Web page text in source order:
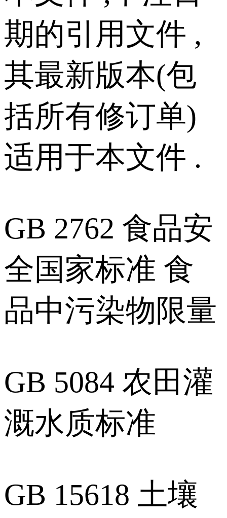
期的引用文件 ,
其最新版本(包
括所有修订单)
适用于本文件 .
GB 2762 食品安
全国家标准 食
品中污染物限量
GB 5084 农田灌
溉水质标准
GB 15618 土壤